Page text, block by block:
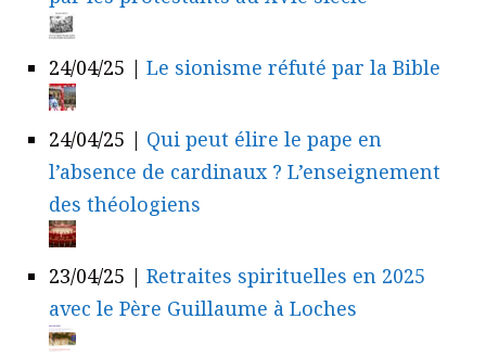
24/04/25 | Le sionisme réfuté par la Bible
24/04/25 | Qui peut élire le pape en
l’absence de cardinaux ? L’enseignement
des théologiens
23/04/25 | Retraites spirituelles en 2025
avec le Père Guillaume à Loches